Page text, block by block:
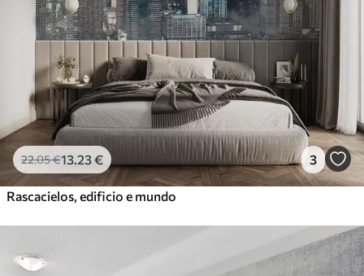
22.05€13 .23€ 3
Rascacielos, edificio e mundo